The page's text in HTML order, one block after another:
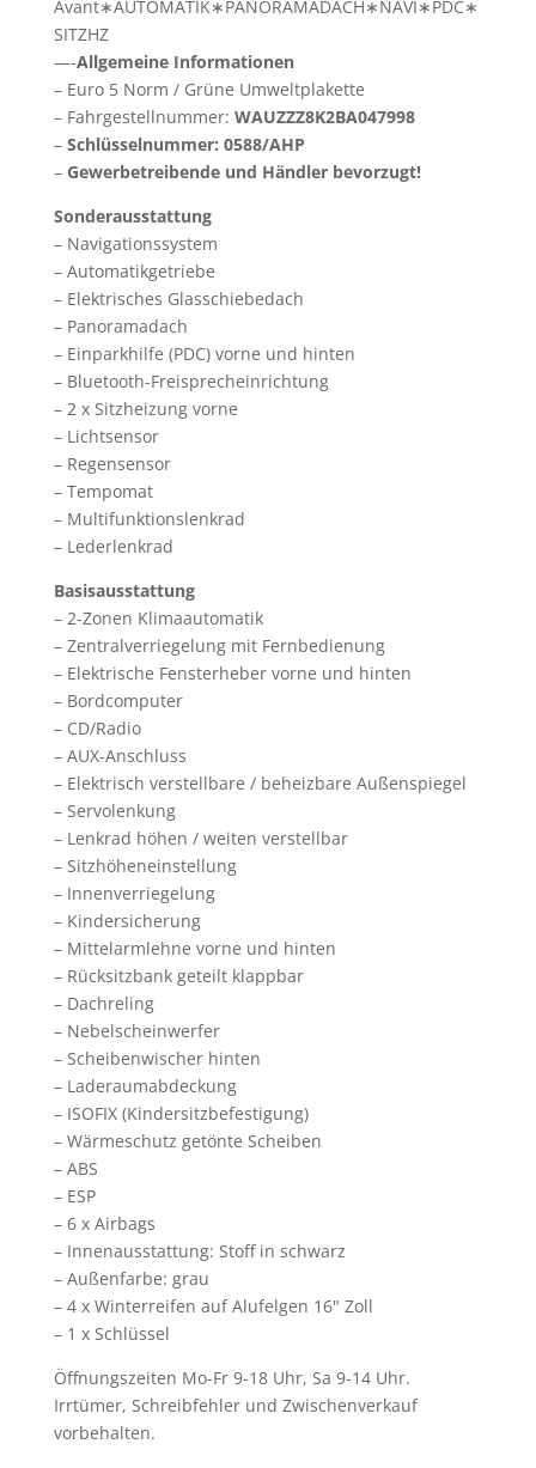
Avant∗AUTOMATIK∗PANORAMADACH∗NAVI∗PDC∗
SITZHZ
—-Allgemeine Informationen
– Euro 5 Norm / Grüne Umweltplakette
– Fahrgestellnummer: WAUZZZ8K2BA047998
– Schlüsselnummer: 0588/AHP
– Gewerbetreibende und Händler bevorzugt!
Sonderausstattung
– Navigationssystem
– Automatikgetriebe
– Elektrisches Glasschiebedach
– Panoramadach
– Einparkhilfe (PDC) vorne und hinten
– Bluetooth-Freisprecheinrichtung
– 2 x Sitzheizung vorne
– Lichtsensor
– Regensensor
– Tempomat
– Multifunktionslenkrad
– Lederlenkrad
Basisausstattung
– 2-Zonen Klimaautomatik
– Zentralverriegelung mit Fernbedienung
– Elektrische Fensterheber vorne und hinten
– Bordcomputer
– CD/Radio
– AUX-Anschluss
– Elektrisch verstellbare / beheizbare Außenspiegel
– Servolenkung
– Lenkrad höhen / weiten verstellbar
– Sitzhöheneinstellung
– Innenverriegelung
– Kindersicherung
– Mittelarmlehne vorne und hinten
– Rücksitzbank geteilt klappbar
– Dachreling
– Nebelscheinwerfer
– Scheibenwischer hinten
– Laderaumabdeckung
– ISOFIX (Kindersitzbefestigung)
– Wärmeschutz getönte Scheiben
– ABS
– ESP
– 6 x Airbags
– Innenausstattung: Stoff in schwarz
– Außenfarbe: grau
– 4 x Winterreifen auf Alufelgen 16" Zoll
– 1 x Schlüssel
Öffnungszeiten Mo-Fr 9-18 Uhr, Sa 9-14 Uhr.
Irrtümer, Schreibfehler und Zwischenverkauf
vorbehalten.